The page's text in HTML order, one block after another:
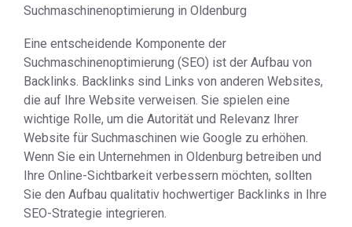
Suchmaschinenoptimierung in Oldenburg
Eine entscheidende Komponente der
Suchmaschinenoptimierung (SEO) ist der Aufbau von
Backlinks. Backlinks sind Links von anderen Websites,
die auf Ihre Website verweisen. Sie spielen eine
wichtige Rolle, um die Autorität und Relevanz Ihrer
Website für Suchmaschinen wie Google zu erhöhen.
Wenn Sie ein Unternehmen in Oldenburg betreiben und
Ihre Online-Sichtbarkeit verbessern möchten, sollten
Sie den Aufbau qualitativ hochwertiger Backlinks in Ihre
SEO-Strategie integrieren.